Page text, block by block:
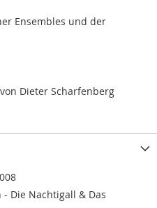
Ensembles und der
Dieter Scharfenberg
- Die Nachtigall & Das